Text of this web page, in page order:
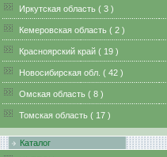
Иркутская область ( 3 )
Кемеровская область ( 2 )
Красноярский край ( 19 )
Новосибирская обл. ( 42 )
Омская область ( 8 )
Томская область ( 17 )
Каталог